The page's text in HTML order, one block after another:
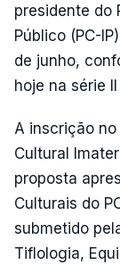
presidente do
Público (PC-
de junho,
hoje na série II
A inscrição
Cultural
proposta
Culturais do
submetido
Tiflologia,